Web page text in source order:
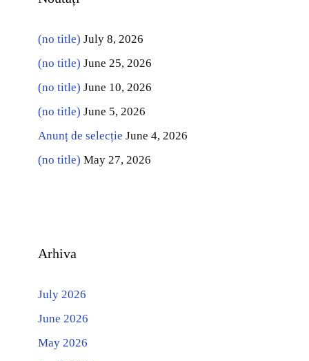
(no title) July 8, 2026
(no title) June 25, 2026
(no title) June 10, 2026
(no title) June 5, 2026
Anunț de selecție June 4, 2026
(no title) May 27, 2026
Arhiva
July 2026
June 2026
May 2026